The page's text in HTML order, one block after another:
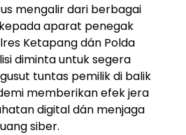
mengalir dari berbagai
aparat penegak
Ketapang dán Polda
diminta untuk segera
tuntas pemilik di balik
memberikan efek jera
digital dán menjaga
siber.